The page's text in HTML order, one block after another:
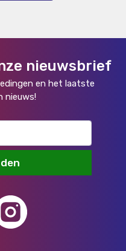
nieuwsbrief
en het laatste
nieuws!